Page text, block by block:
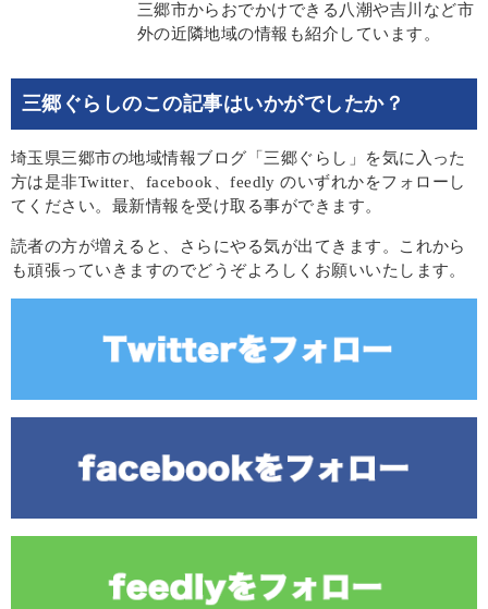
三郷市からおでかけできる八潮や吉川など市
外の近隣地域の情報も紹介しています。
三郷ぐらしのこの記事はいかがでしたか？
埼玉県三郷市の地域情報ブログ「三郷ぐらし」を気に入った
方は是非Twitter、facebook、feedly のいずれかをフォローし
てください。最新情報を受け取る事ができます。
読者の方が増えると、さらにやる気が出てきます。これから
も頑張っていきますのでどうぞよろしくお願いいたします。